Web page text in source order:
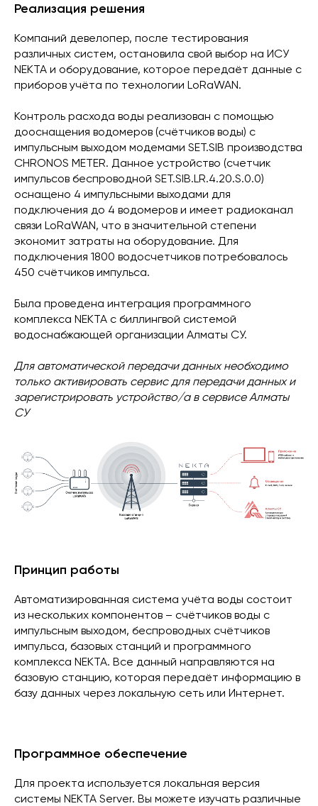
Реализация решения
Компаний девелопер, после тестирования
различных систем, остановила свой выбор на ИСУ
NEKTA и оборудование, которое передаёт данные с
приборов учёта по технологии LoRaWAN.
Контроль расхода воды реализован с помощью
дооснащения водомеров (счётчиков воды) с
импульсным выходом модемами SET.SIB производства
CHRONOS METER. Данное устройство (счетчик
импульсов беспроводной SET.SIB.LR.4.20.S.0.0)
оснащено 4 импульсными выходами для
подключения до 4 водомеров и имеет радиоканал
связи LoRaWAN, что в значительной степени
экономит затраты на оборудование. Для
подключения 1800 водосчетчиков потребовалось
450 счётчиков импульса.
Была проведена интеграция программного
комплекса NEKTA с биллингвой системой
водоснабжающей организации Алматы СУ.
Для автоматической передачи данных необходимо
только активировать сервис для передачи данных и
зарегистрировать устройство/а в сервисе Алматы
СУ
Принцип работы​
Автоматизированная система учёта воды состоит
из нескольких компонентов – счётчиков воды с
импульсным выходом, беспроводных счётчиков
импульса, базовых станций и программного
комплекса NEKTA. Все данный направляются на
базовую станцию, которая передаёт информацию в
базу данных через локальную сеть или Интернет.
Программное обеспечение
Для проекта используется локальная версия
системы NEKTA Server. Вы можете изучать различные